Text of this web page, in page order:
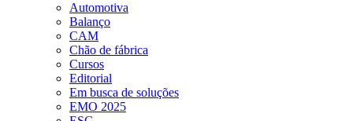
Automotiva
Balanço
CAM
Chão de fábrica
Cursos
Editorial
Em busca de soluções
EMO 2025